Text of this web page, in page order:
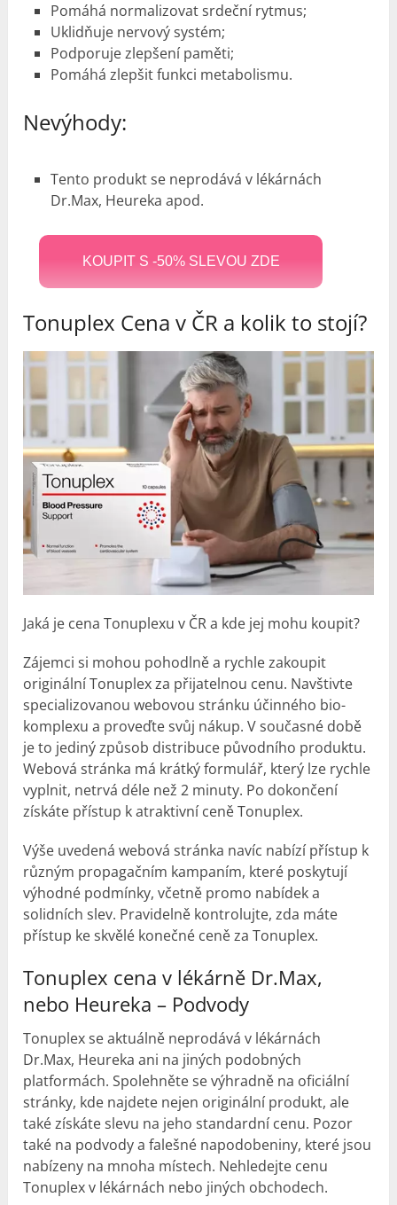
Pomáhá normalizovat srdeční rytmus;
Uklidňuje nervový systém;
Podporuje zlepšení paměti;
Pomáhá zlepšit funkci metabolismu.
Nevýhody:
Tento produkt se neprodává v lékárnách
Dr.Max, Heureka apod.
KOUPIT S -50% SLEVOU ZDE
Tonuplex Cena v ČR a kolik to stojí?
Jaká je cena Tonuplexu v ČR a kde jej mohu koupit?
Zájemci si mohou pohodlně a rychle zakoupit
originální Tonuplex za přijatelnou cenu. Navštivte
specializovanou webovou stránku účinného bio-
komplexu a proveďte svůj nákup. V současné době
je to jediný způsob distribuce původního produktu.
Webová stránka má krátký formulář, který lze rychle
vyplnit, netrvá déle než 2 minuty. Po dokončení
získáte přístup k atraktivní ceně Tonuplex.
Výše uvedená webová stránka navíc nabízí přístup k
různým propagačním kampaním, které poskytují
výhodné podmínky, včetně promo nabídek a
solidních slev. Pravidelně kontrolujte, zda máte
přístup ke skvělé konečné ceně za Tonuplex.
Tonuplex cena v lékárně Dr.Max,
nebo Heureka – Podvody
Tonuplex se aktuálně neprodává v lékárnách
Dr.Max, Heureka ani na jiných podobných
platformách. Spolehněte se výhradně na oficiální
stránky, kde najdete nejen originální produkt, ale
také získáte slevu na jeho standardní cenu. Pozor
také na podvody a falešné napodobeniny, které jsou
nabízeny na mnoha místech. Nehledejte cenu
Tonuplex v lékárnách nebo jiných obchodech.